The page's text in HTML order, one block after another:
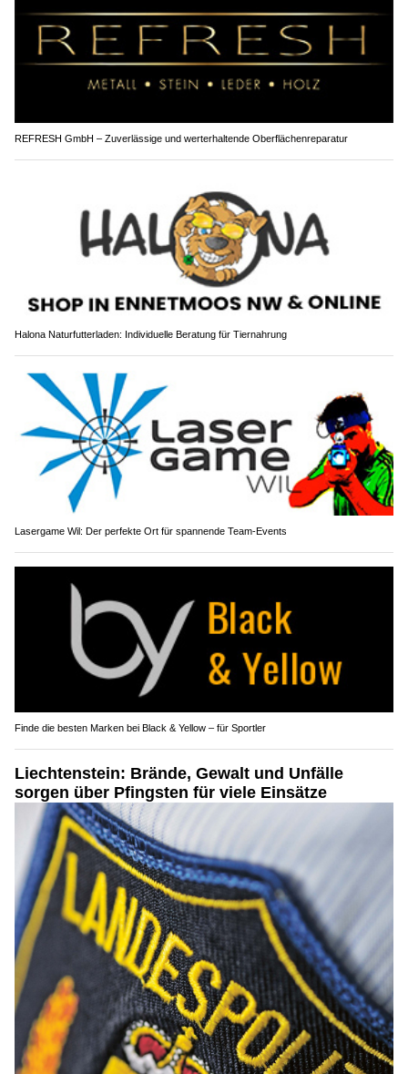
REFRESH GmbH – Zuverlässige und werterhaltende Oberflächenreparatur
Halona Naturfutterladen: Individuelle Beratung für Tiernahrung
Lasergame Wil: Der perfekte Ort für spannende Team-Events
Finde die besten Marken bei Black & Yellow – für Sportler
Liechtenstein: Brände, Gewalt und Unfälle
sorgen über Pfingsten für viele Einsätze